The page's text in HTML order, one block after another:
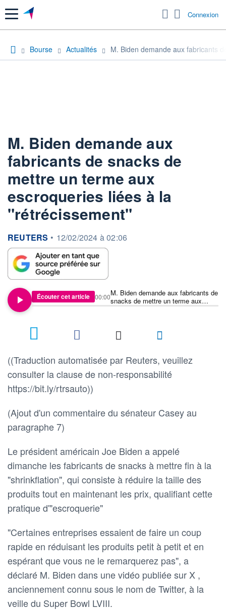
Menu Connexion
Bourse Actualités M. Biden demande aux fabricants
M. Biden demande aux
fabricants de snacks de
mettre un terme aux
escroqueries liées à la
"rétrécissement"
information fournie par
REUTERS • 12/02/2024 à 02:06
Écouter cet article
M. Biden demande aux fabricants de
snacks de mettre un terme aux
escroqueries liées à la
00:00
((Traduction automatisée par Reuters, veuillez
consulter la clause de non-responsabilité
https://bit.ly/rtrsauto))
(Ajout d'un commentaire du sénateur Casey au
paragraphe 7)
Le président américain Joe Biden a appelé
dimanche les fabricants de snacks à mettre fin à la
"shrinkflation", qui consiste à réduire la taille des
produits tout en maintenant les prix, qualifiant cette
pratique d'"escroquerie"
"Certaines entreprises essaient de faire un coup
rapide en réduisant les produits petit à petit et en
espérant que vous ne le remarquerez pas", a
déclaré M. Biden dans une vidéo publiée sur X ,
anciennement connu sous le nom de Twitter, à la
veille du Super Bowl LVIII.